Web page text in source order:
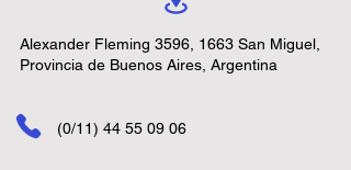
Alexander Fleming 3596, 1663 San Miguel,
Provincia de Buenos Aires, Argentina
(0/11) 44 55 09 06